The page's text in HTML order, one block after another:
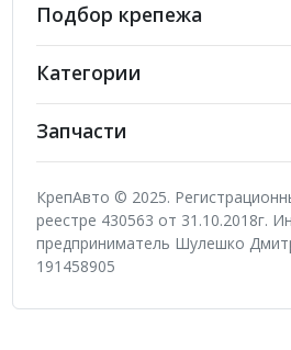
Подбор крепежа
Категории
Запчасти
КрепАвто © 2025.
реестре 430563 от 31.10.2018г.
предприниматель Шулешко
191458905